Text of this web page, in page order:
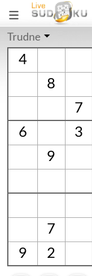
Trudne
4
8
7
6
3
9
7
9
2